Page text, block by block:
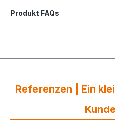
Produkt FAQs
Referenzen | Ein